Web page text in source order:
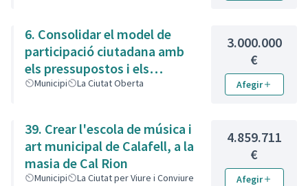
6. Consolidar el model de
participació ciutadana amb
els pressupostos i els
consells
Municipi La Ciutat Oberta
3.000.000
€
Afegir
39. Crear l'escola de música i
art municipal de Calafell, a la
masia de Cal Rion
Municipi La Ciutat per Viure i Conviure
4.859.711
€
Afegir